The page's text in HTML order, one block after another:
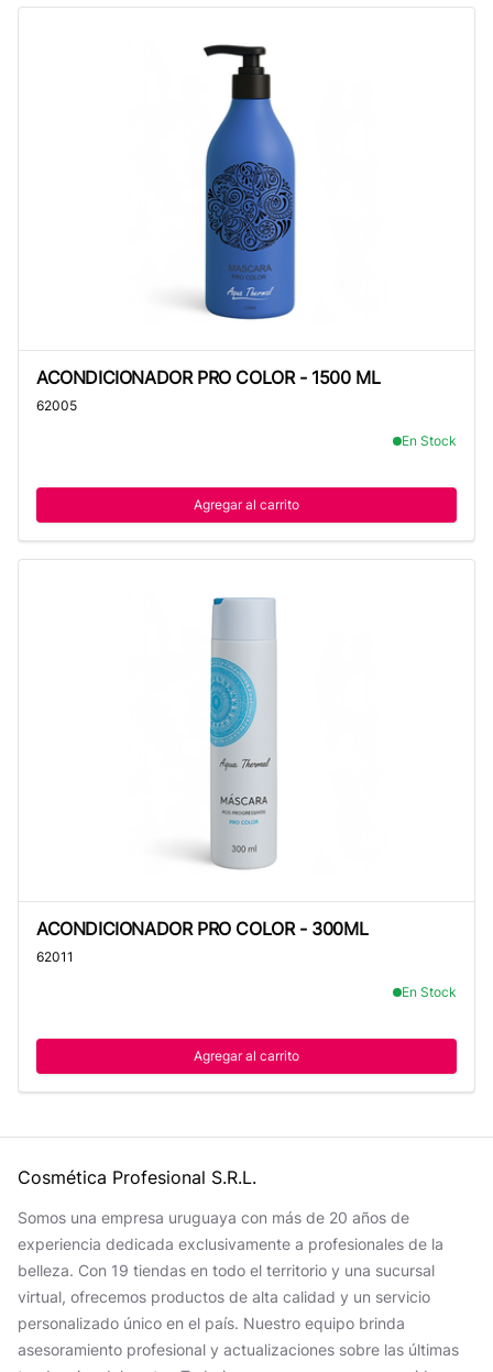
ACONDICIONADOR PRO COLOR - 1500 ML
62005
En Stock
Agregar al carrito
ACONDICIONADOR PRO COLOR - 300ML
62011
En Stock
Agregar al carrito
Cosmética Profesional S.R.L.
Somos una empresa uruguaya con más de 20 años de
experiencia dedicada exclusivamente a profesionales de la
belleza. Con 19 tiendas en todo el territorio y una sucursal
virtual, ofrecemos productos de alta calidad y un servicio
personalizado único en el país. Nuestro equipo brinda
asesoramiento profesional y actualizaciones sobre las últimas